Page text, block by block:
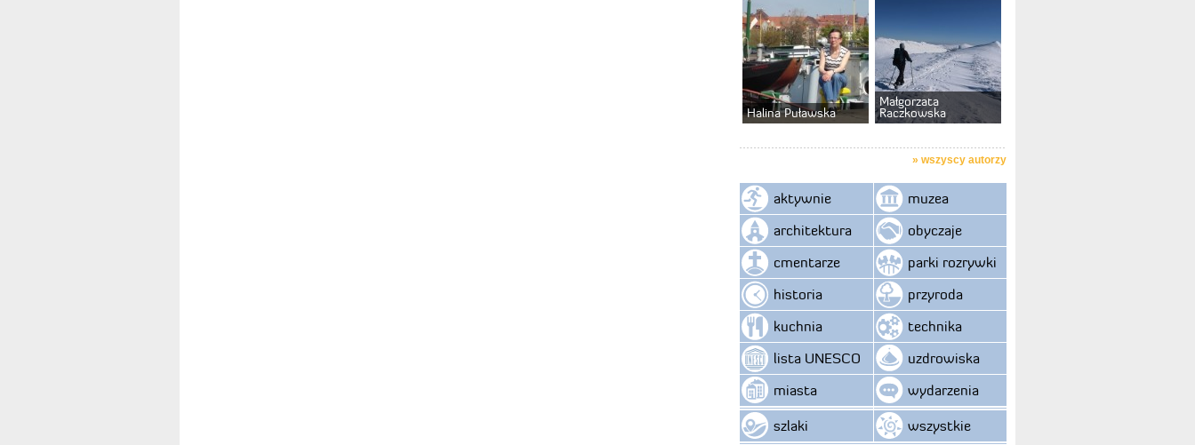
Halina Puławska
Małgorzata
Raczkowska
» wszyscy autorzy
aktywnie
architektura
cmentarze
historia
kuchnia
lista UNESCO
miasta
szlaki
muzea
obyczaje
parki rozrywki
przyroda
technika
uzdrowiska
wydarzenia
wszystkie